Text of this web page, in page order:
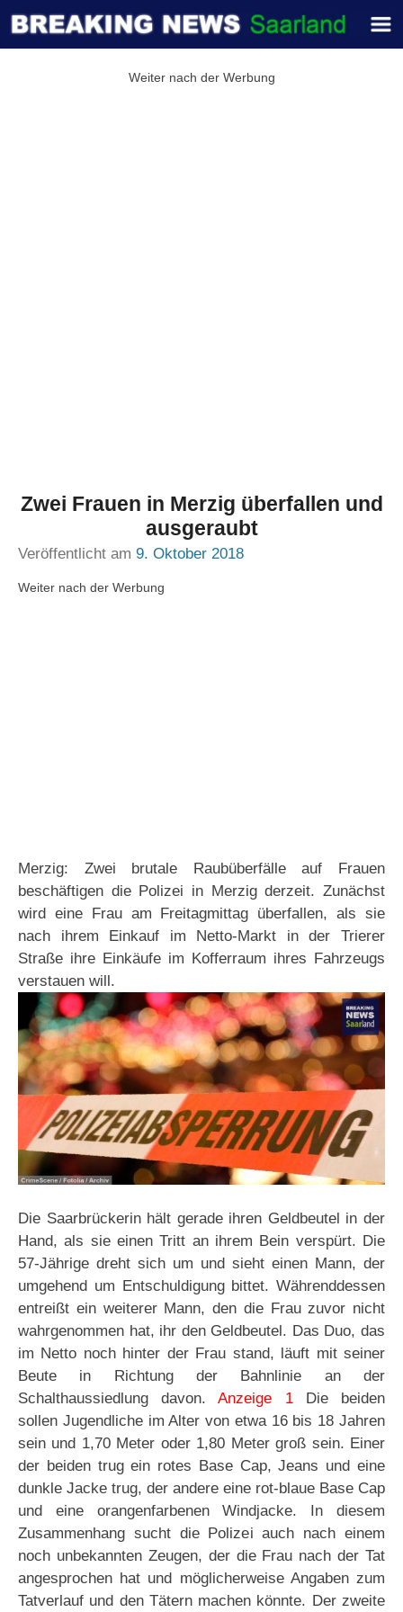
Weiter nach der Werbung
Zwei Frauen in Merzig überfallen und
ausgeraubt
Veröffentlicht am 9. Oktober 2018
Weiter nach der Werbung
Merzig: Zwei brutale Raubüberfälle auf Frauen
beschäftigen die Polizei in Merzig derzeit. Zunächst
wird eine Frau am Freitagmittag überfallen, als sie
nach ihrem Einkauf im Netto-Markt in der Trierer
Straße ihre Einkäufe im Kofferraum ihres Fahrzeugs
verstauen will.
Die Saarbrückerin hält gerade ihren Geldbeutel in der
Hand, als sie einen Tritt an ihrem Bein verspürt. Die
57-Jährige dreht sich um und sieht einen Mann, der
umgehend um Entschuldigung bittet. Währenddessen
entreißt ein weiterer Mann, den die Frau zuvor nicht
wahrgenommen hat, ihr den Geldbeutel. Das Duo, das
im Netto noch hinter der Frau stand, läuft mit seiner
Beute in Richtung der Bahnlinie an der
Schalthaussiedlung davon.Anzeige 1Die beiden
sollen Jugendliche im Alter von etwa 16 bis 18 Jahren
sein und 1,70 Meter oder 1,80 Meter groß sein. Einer
der beiden trug ein rotes Base Cap, Jeans und eine
dunkle Jacke trug, der andere eine rot-blaue Base Cap
und eine orangenfarbenen Windjacke. In diesem
Zusammenhang sucht die Polizei auch nach einem
noch unbekannten Zeugen, der die Frau nach der Tat
angesprochen hat und möglicherweise Angaben zum
Tatverlauf und den Tätern machen könnte. Der zweite